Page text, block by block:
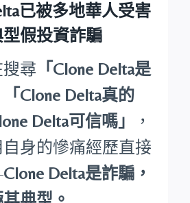
已被多地華人受害
假投資詐騙
尋 「Clone Delta是
「Clone Delta真的
Delta可信嗎」
，
身的慘痛經歷直接
Clone Delta是詐騙，
典型。